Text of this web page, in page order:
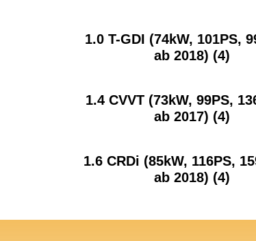
1.0 T-GDI (74kW, 101PS,
ab 2018) (4)
1.4 CVVT (73kW, 99PS,
ab 2017) (4)
1.6 CRDi (85kW, 116PS,
ab 2018) (4)